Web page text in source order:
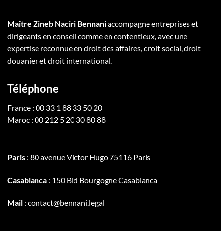
Maître Zineb Naciri Bennaniaccompagne entreprises et
dirigeants en conseil comme en contentieux, avec une
expertise reconnue en droit des affaires, droit social, droit
douanier et droit international.
Téléphone
France : 00 33 1 88 33 50 20
Maroc : 00 212 5 20 30 80 88
Paris : 80 avenue Victor Hugo 75116 Paris
Casablanca : 150 Bld Bourgogne Casablanca
Mail : contact@bennani.legal